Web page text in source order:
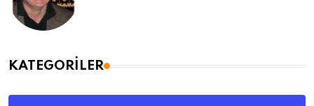
KATEGORILER